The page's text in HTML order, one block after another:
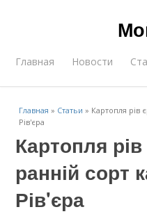
Главная Новости
Главная » Статьи » Картопля рів
Рів'єра
Картопля
ранній сорт
Рів'єра